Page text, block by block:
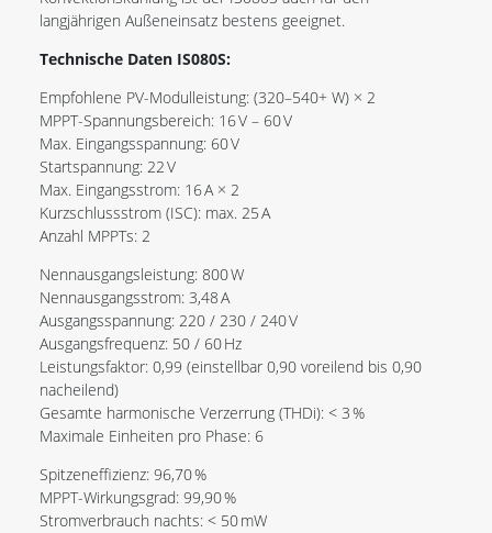
langjährigen Außeneinsatz bestens geeignet.
Technische Daten IS080S:
Empfohlene PV-Modulleistung: (320–540+ W) × 2
MPPT-Spannungsbereich: 16 V – 60 V
Max. Eingangsspannung: 60 V
Startspannung: 22 V
Max. Eingangsstrom: 16 A × 2
Kurzschlussstrom (ISC): max. 25 A
Anzahl MPPTs: 2
Nennausgangsleistung: 800 W
Nennausgangsstrom: 3,48 A
Ausgangsspannung: 220 / 230 / 240 V
Ausgangsfrequenz: 50 / 60 Hz
Leistungsfaktor: 0,99 (einstellbar 0,90 voreilend bis 0,90
nacheilend)
Gesamte harmonische Verzerrung (THDi): < 3 %
Maximale Einheiten pro Phase: 6
Spitzeneffizienz: 96,70 %
MPPT-Wirkungsgrad: 99,90 %
Stromverbrauch nachts: < 50 mW